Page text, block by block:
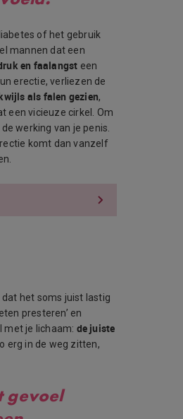
of het gebruik
mannen dat een
en faalangst een
erectie, verliezen de
als falen gezien,
een vicieuze cirkel. Om
werking van je penis.
komt dan vanzelf
het soms juist lastig
presteren’ en
met je lichaam: de juiste
erg in de weg zitten,
gevoel